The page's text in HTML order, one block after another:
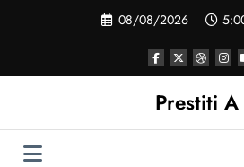
08/08/2026
Prestiti A